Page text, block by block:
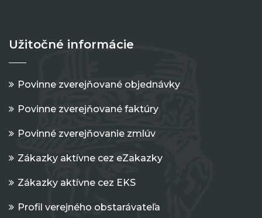
Užitočné informácie
Povinne zverejňované objednávky
Povinne zverejňované faktúry
Povinné zverejňovanie zmlúv
Zákazky aktívne cez eZakazky
Zákazky aktívne cez EKS
Profil verejného obstarávateľa